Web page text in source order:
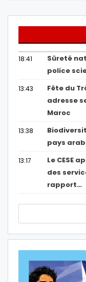
18:41
Sûreté
police
13:43
Fête du
adresse
Maroc
13:38
pays
13:17
Le CESE
des
rapport…